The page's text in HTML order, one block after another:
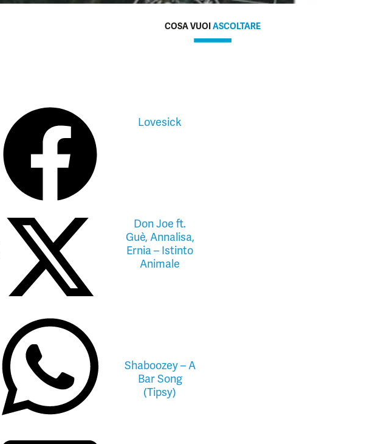
COSA VUOIASCOLTARE
Lovesick
Don Joe ft.
Guè, Annalisa,
Ernia – Istinto
Animale
Shaboozey – A
Bar Song
(Tipsy)